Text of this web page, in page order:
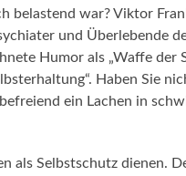
belastend war? Viktor
und Überlebende
Humor als „Waffe der
Haben Sie
ein Lachen in
als Selbstschutz dienen.